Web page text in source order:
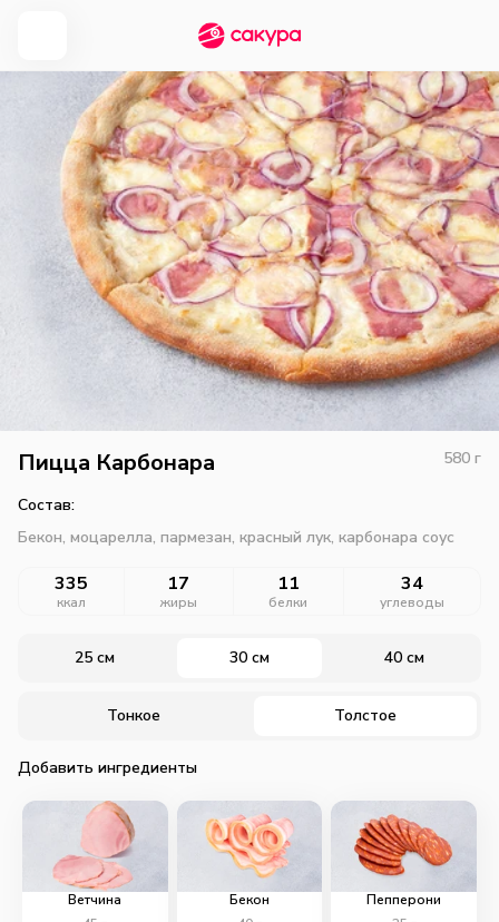
Пицца Карбонара 580 г
Состав:
Бекон, моцарелла, пармезан, красный лук, карбонара соус
335
ккал
17
жиры
11
белки
34
углеводы
25 см 30 см 40 см
Тонкое Толстое
Добавить ингредиенты
Ветчина
Бекон
Пепперони